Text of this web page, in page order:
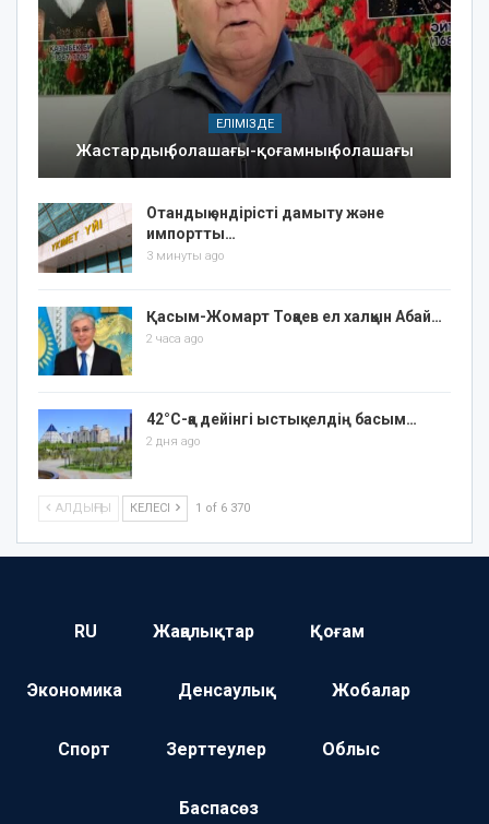
ЕЛІМІЗДЕ
Жастардың болашағы-қоғамның болашағы
Отандық өндірісті дамыту және
импортты…
3 минуты ago
Қасым-Жомарт Тоқаев ел халқын Абай…
2 часа ago
42°C-қа дейінгі ыстық: елдің басым…
2 дня ago
АЛДЫҢҒЫ КЕЛЕСІ 1 of 6 370
RU Жаңалықтар Қоғам
Экономика Денсаулық Жобалар
Спорт Зерттеулер Облыс
Баспасөз